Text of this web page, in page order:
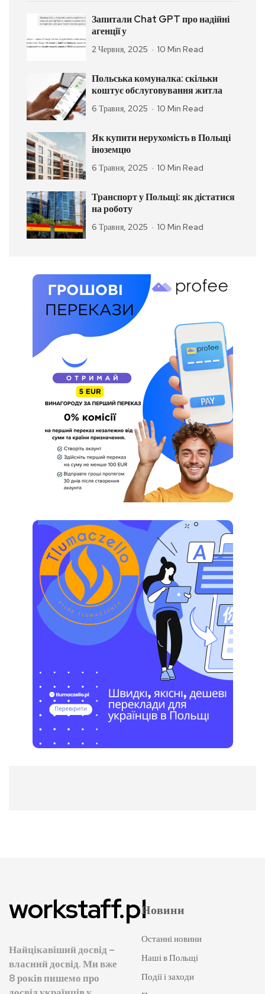
Запитали Chat GPT про надійні
агенції у
2 Червня, 2025 10 Min Read
Польська комуналка: скільки
коштує обслуговування житла
6 Травня, 2025 10 Min Read
Як купити нерухомість в Польщі
іноземцю
6 Травня, 2025 10 Min Read
Транспорт у Польщі: як дістатися
на роботу
6 Травня, 2025 10 Min Read
workstaff.pl
Найцікавіший досвід –
власний досвід. Ми вже
8 років пишемо про
Новини
Останні новини
Наші в Польщі
Події і заходи